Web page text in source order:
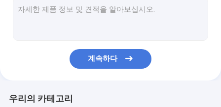
계속하다
우리의 카테고리